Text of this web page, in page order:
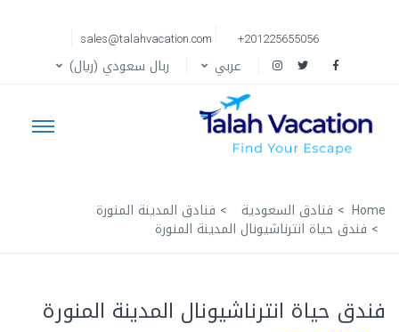
+201225655056
sales@talahvacation.com
عربي ربال سعودي (ريال)
Home فنادق السعودية فنادق المدينة المنورة
فندق حياة انترناشيونال المدينة المنورة
فندق حياة انترناشيونال المدينة المنورة